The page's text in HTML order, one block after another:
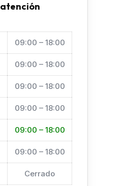
09:00 – 18:00
09:00 – 18:00
09:00 – 18:00
09:00 – 18:00
09:00 – 18:00
09:00 – 18:00
Cerrado